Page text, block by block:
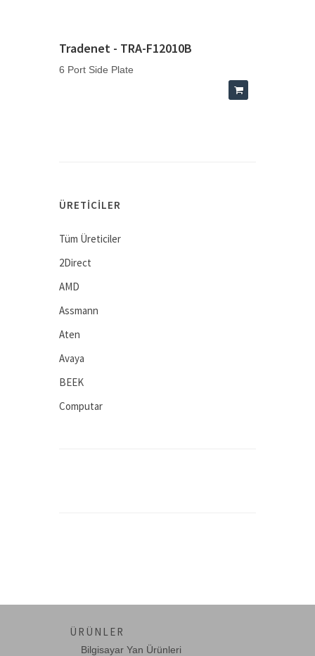
Tradenet - TRA-F12010B
6 Port Side Plate
ÜRETICILER
Tüm Üreticiler
2Direct
AMD
Assmann
Aten
Avaya
BEEK
Computar
Fujitsu
ÜRÜNLER
Bilgisayar Yan Ürünleri